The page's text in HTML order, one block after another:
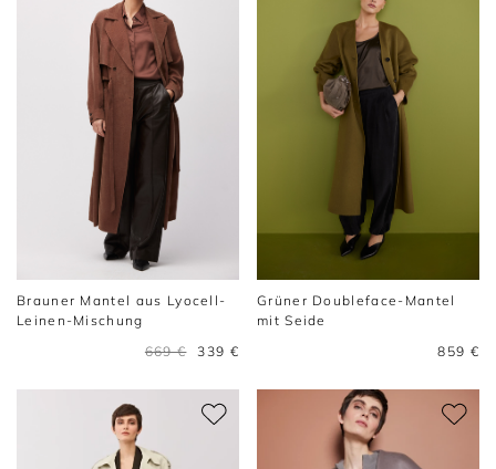
Brauner Mantel aus Lyocell-
Leinen-Mischung
669 €
339 €
Grüner Doubleface-Mantel
mit Seide
859 €